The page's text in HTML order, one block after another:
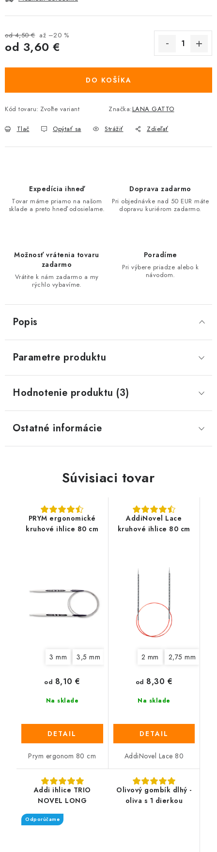
od 4,50 € až –20 %
od 3,60 €
DO KOŠÍKA
Kód tovaru: Zvoľte variant Značka:LANA GATTO
Tlač Opýtať sa Strážiť Zdieľať
Expedícia ihneď
Tovar máme priamo na našom
sklade a preto hneď odosielame.
Doprava zadarmo
Pri objednávke nad 50 EUR máte
dopravu kuriérom zadarmo.
Možnosť vrátenia tovaru
zadarmo
Vrátite k nám zadarmo a my
rýchlo vybavíme.
Poradíme
Pri výbere priadze alebo k
návodom.
Popis
Parametre produktu
Hodnotenie produktu (3)
Ostatné informácie
Súvisiaci tovar
PRYM ergonomické
kruhové ihlice 80 cm
3 mm 3,5 mm 4,5 mm 5 mm
Na sklade
od 8,10 €
DETAIL
Prym ergonom 80 cm
AddiNovel Lace
kruhové ihlice 80 cm
2 mm 2,75 mm
Na sklade
od 8,30 €
DETAIL
AddiNovel Lace 80
Addi ihlice TRIO
NOVEL LONG
Odporúčame
Olivový gombík dlhý -
oliva s 1 dierkou